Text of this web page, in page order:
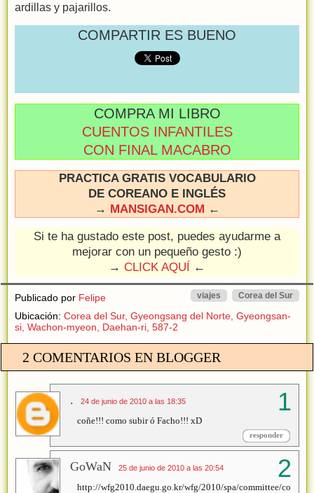
ardillas y pajarillos.
COMPARTIR ES BUENO
COMPRA MI LIBRO
CUENTOS INFANTILES
CON FINAL MACABRO
PRACTICA GRATIS VOCABULARIO
DE COREANO E INGLÉS
→ MANSIGAN.COM ←
Si te ha gustado este post, puedes ayudarme a
mejorar con un pequeño gesto :)
→ CLICK AQUÍ ←
Publicado por Felipe Corea del Sur
viajes
Ubicación: Corea del Sur, Gyeongsang del Norte, Gyeongsan-
si, Wachon-myeon, Daehan-ri, 587-2
2 COMENTARIOS EN BLOGGER
. 24 de junio de 2010 a las 18:35
coñe!!! como subir ó Facho!!! xD
responder
GoWaN 25 de junio de 2010 a las 20:54
http://wfg2010.daegu.go.kr/wfg/2010/spa/committee/co